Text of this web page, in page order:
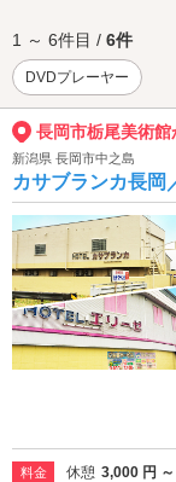
1 ～ 6件目 / 6件
DVDプレーヤー
長岡市栃尾美術
新潟県 長岡市中之島
カサブランカ長岡
料金 休憩 3,000 円 ～